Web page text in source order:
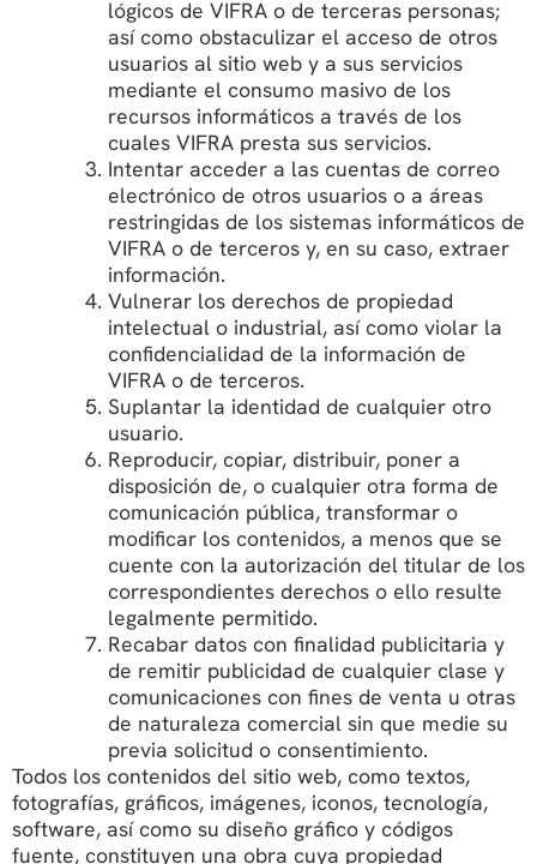
lógicos de VIFRA o de terceras personas;
así como obstaculizar el acceso de otros
usuarios al sitio web y a sus servicios
mediante el consumo masivo de los
recursos informáticos a través de los
cuales VIFRA presta sus servicios.
Intentar acceder a las cuentas de correo
electrónico de otros usuarios o a áreas
restringidas de los sistemas informáticos de
VIFRA o de terceros y, en su caso, extraer
información.
Vulnerar los derechos de propiedad
intelectual o industrial, así como violar la
confidencialidad de la información de
VIFRA o de terceros.
Suplantar la identidad de cualquier otro
usuario.
Reproducir, copiar, distribuir, poner a
disposición de, o cualquier otra forma de
comunicación pública, transformar o
modificar los contenidos, a menos que se
cuente con la autorización del titular de los
correspondientes derechos o ello resulte
legalmente permitido.
Recabar datos con finalidad publicitaria y
de remitir publicidad de cualquier clase y
comunicaciones con fines de venta u otras
de naturaleza comercial sin que medie su
previa solicitud o consentimiento.
Todos los contenidos del sitio web, como textos,
fotografías, gráficos, imágenes, iconos, tecnología,
software, así como su diseño gráfico y códigos
fuente, constituyen una obra cuya propiedad